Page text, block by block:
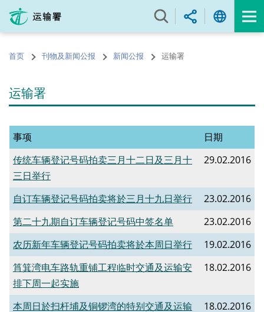
内
的首页 刊物及新闻公报 新闻公报 运输署
运输署
事项
日期
传统车辆登记号码拍卖三月十二日及三月十
三日举行
29.02.2016
自订车辆登记号码拍卖将於三月十九日举行
23.02.2016
第二十九期自订车辆登记号码中签名单
23.02.2016
农历新年车辆登记号码拍卖将於本周日举行
19.02.2016
筲箕湾电车路轨重铺工程临时交通及运输安
排下周一起实施
18.02.2016
本周日於扫杆埔及铜锣湾的特别交通及运输
18.02.2016